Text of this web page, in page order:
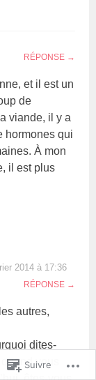
RÉPONSE
et il est un
de
viande, il y a
hormones qui
À mon
il est plus
2014 à 17:36
RÉPONSE
autres,
dites-
vous
Suivre